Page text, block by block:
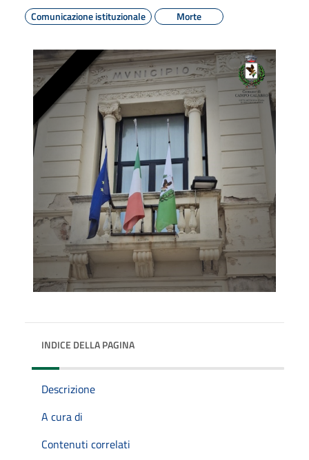
Comunicazione istituzionale
Morte
INDICE DELLA PAGINA
Descrizione
A cura di
Contenuti correlati